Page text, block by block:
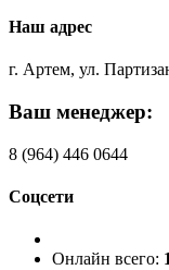
Наш адрес
г. Артем, ул.
Ваш менеджер:
8 (964) 446 0644
Соцсети
Онлайн всего: 1